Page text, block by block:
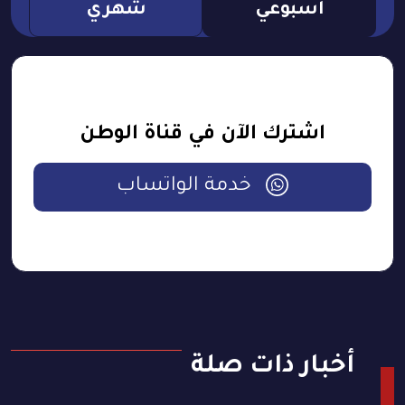
اسبوعي شهري
اشترك الآن في قناة الوطن
خدمة الواتساب
أخبار ذات صلة